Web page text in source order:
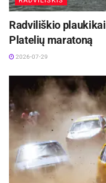
Radviliškio
Platelių maratoną
2026-07-29